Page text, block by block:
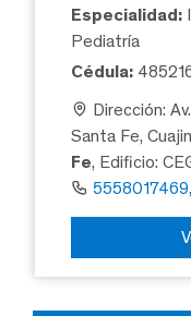
Especialidad:
Pediatría
Cédula:
Dirección:
Santa Fe,
Fe, Edificio: